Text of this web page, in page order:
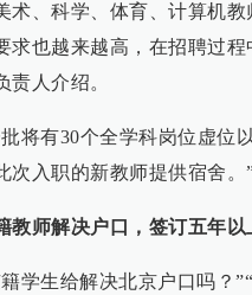
术、科学、体育、计算机
求也越来越高，在招聘过
责人介绍。
将有30个全学科岗位虚位
次入职的新教师提供宿舍。
教师解决户口，签订五年以
学生给解决北京户口吗？